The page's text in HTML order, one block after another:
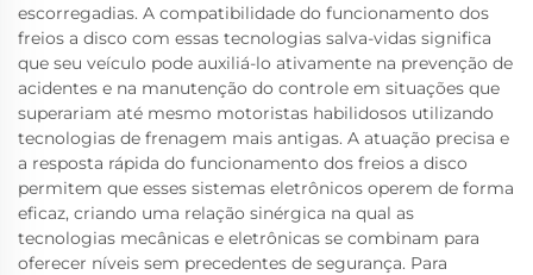
escorregadias. A compatibilidade do funcionamento dos
freios a disco com essas tecnologias salva-vidas significa
que seu veículo pode auxiliá-lo ativamente na prevenção de
acidentes e na manutenção do controle em situações que
superariam até mesmo motoristas habilidosos utilizando
tecnologias de frenagem mais antigas. A atuação precisa e
a resposta rápida do funcionamento dos freios a disco
permitem que esses sistemas eletrônicos operem de forma
eficaz, criando uma relação sinérgica na qual as
tecnologias mecânicas e eletrônicas se combinam para
oferecer níveis sem precedentes de segurança. Para